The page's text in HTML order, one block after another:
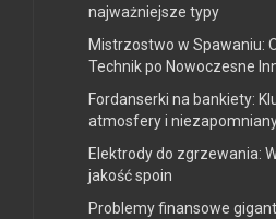
najważniejsze typy
Mistrzostwo w Spawaniu:
Technik po Nowoczesne
Fordanserki na bankiety:
atmosfery i
Elektrody do zgrzewania:
jakość spoin
Problemy finansowe